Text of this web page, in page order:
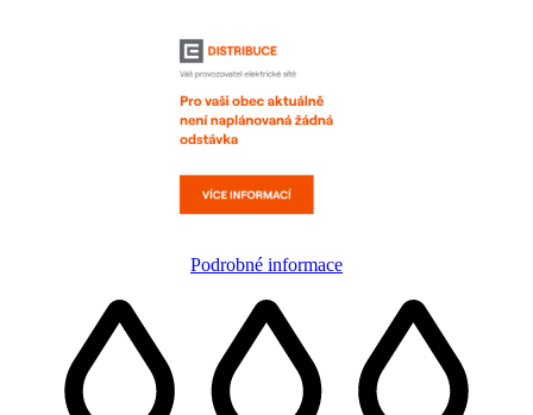
Podrobné informace